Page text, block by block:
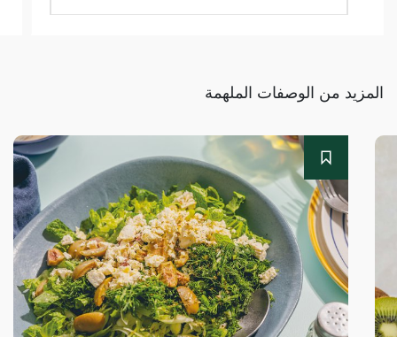
المزيد من الوصفات الملهمة